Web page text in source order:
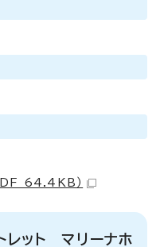
64.4KB）
レット マリーナホ